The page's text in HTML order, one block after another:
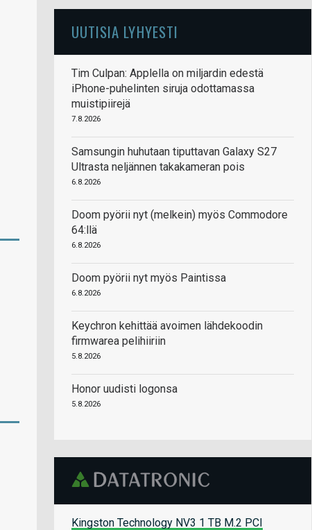
UUTISIA LYHYESTI
Tim Culpan: Applella on miljardin edestä
iPhone-puhelinten siruja odottamassa
muistipiirejä
7.8.2026
Samsungin huhutaan tiputtavan Galaxy S27
Ultrasta neljännen takakameran pois
6.8.2026
Doom pyörii nyt (melkein) myös Commodore
64:llä
6.8.2026
Doom pyörii nyt myös Paintissa
6.8.2026
Keychron kehittää avoimen lähdekoodin
firmwarea pelihiiriin
5.8.2026
Honor uudisti logonsa
5.8.2026
Kingston Technology NV3 1 TB M.2 PCI